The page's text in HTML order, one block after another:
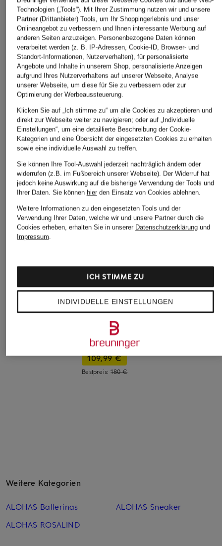
adidas Originals
ALOHAS
Sneaker TB.490
109,99 €
Bestpreis:180 €
AXEL ARIGATO
Weitere Kategorien
ALOHAS Ballerinas
ALOHAS ROSALIND
ALOHAS Sneaker
Technologien („Tools“). Mit Ihrer Zustimmung nutzen wir und unsere
Partner (Drittanbieter) Tools, um Ihr Shoppingerlebnis und unser
Onlineangebot zu verbessern und Ihnen interessante Werbung auf
anderen Seiten anzuzeigen. Personenbezogene Daten können
verarbeitet werden (z. B. IP-Adressen, Cookie-ID, Browser- und
Standort-Informationen, Nutzerverhalten), für personalisierte
Angebote und Inhalte in unserem Shop, personalisierte Anzeigen
aufgrund Ihres Nutzerverhaltens auf unserer Webseite, Analyse
unserer Webseite, um diese für Sie zu verbessern oder zur
Optimierung der Werbeaussteuerung.
Klicken Sie auf „Ich stimme zu“ um alle Cookies zu akzeptieren und
direkt zur Webseite weiter zu navigieren; oder auf „Individuelle
Einstellungen“, um eine detaillierte Beschreibung der Cookie-
Kategorien und eine Übersicht der eingesetzten Cookies zu erhalten
sowie eine individuelle Auswahl zu treffen.
Sie können Ihre Tool-Auswahl jederzeit nachträglich ändern oder
widerrufen (z.B. im Fußbereich unserer Webseite). Der Widerruf hat
jedoch keine Auswirkung auf die bisherige Verwendung der Tools und
Ihrer Daten. Sie können hierden Einsatz von Cookies ablehnen.
Weitere Informationen zu den eingesetzten Tools und der
Verwendung Ihrer Daten, welche wir und unsere Partner durch die
Cookies erheben, erhalten Sie in unserer Datenschutzerklärungund
Impressum.
INDIVIDUELLE EINSTELLUNGEN
ICH STIMME ZU